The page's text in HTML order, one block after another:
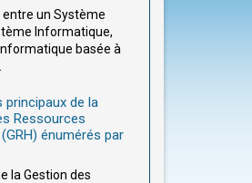
un Système
Informatique,
basée à
principaux de la
Ressources
énumérés par
la Gestion des